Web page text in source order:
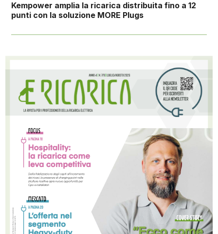
Kempower amplia la ricarica distribuita fino a 12
punti con la soluzione MORE Plugs